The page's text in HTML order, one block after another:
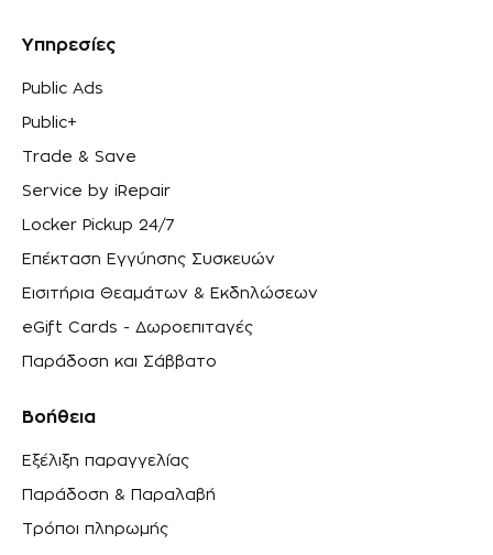
Υπηρεσίες
Public Ads
Public+
Trade & Save
Service by iRepair
Locker Pickup 24/7
Επέκταση Εγγύησης Συσκευών
Εισιτήρια Θεαμάτων & Εκδηλώσεων
eGift Cards - Δωροεπιταγές
Παράδοση και Σάββατο
Βοήθεια
Εξέλιξη παραγγελίας
Παράδοση & Παραλαβή
Τρόποι πληρωμής